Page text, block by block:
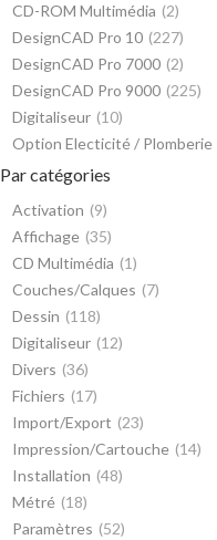
CD-ROM Multimédia (2)
DesignCAD Pro 10 (227)
DesignCAD Pro 7000 (2)
DesignCAD Pro 9000 (225)
Digitaliseur (10)
Option Electicité / Plomberie
Par catégories
Activation (9)
Affichage (35)
CD Multimédia (1)
Couches/Calques (7)
Dessin (118)
Digitaliseur (12)
Divers (36)
Fichiers (17)
Import/Export (23)
Impression/Cartouche (14)
Installation (48)
Métré (18)
Paramètres (52)